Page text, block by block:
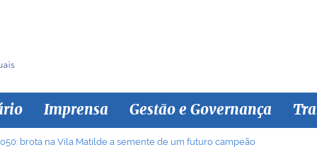
Imprensa Gestão e Governança
brota na Vila Matilde a semente de um futuro campeão